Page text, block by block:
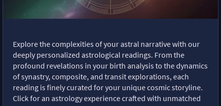
Explore the complexities of your astral narrative with our
deeply personalized astrological readings. From the
profound revelations in your birth analysis to the dynamics
of synastry, composite, and transit explorations, each
reading is finely curated for your unique cosmic storyline.
Click for an astrology experience crafted with unmatched